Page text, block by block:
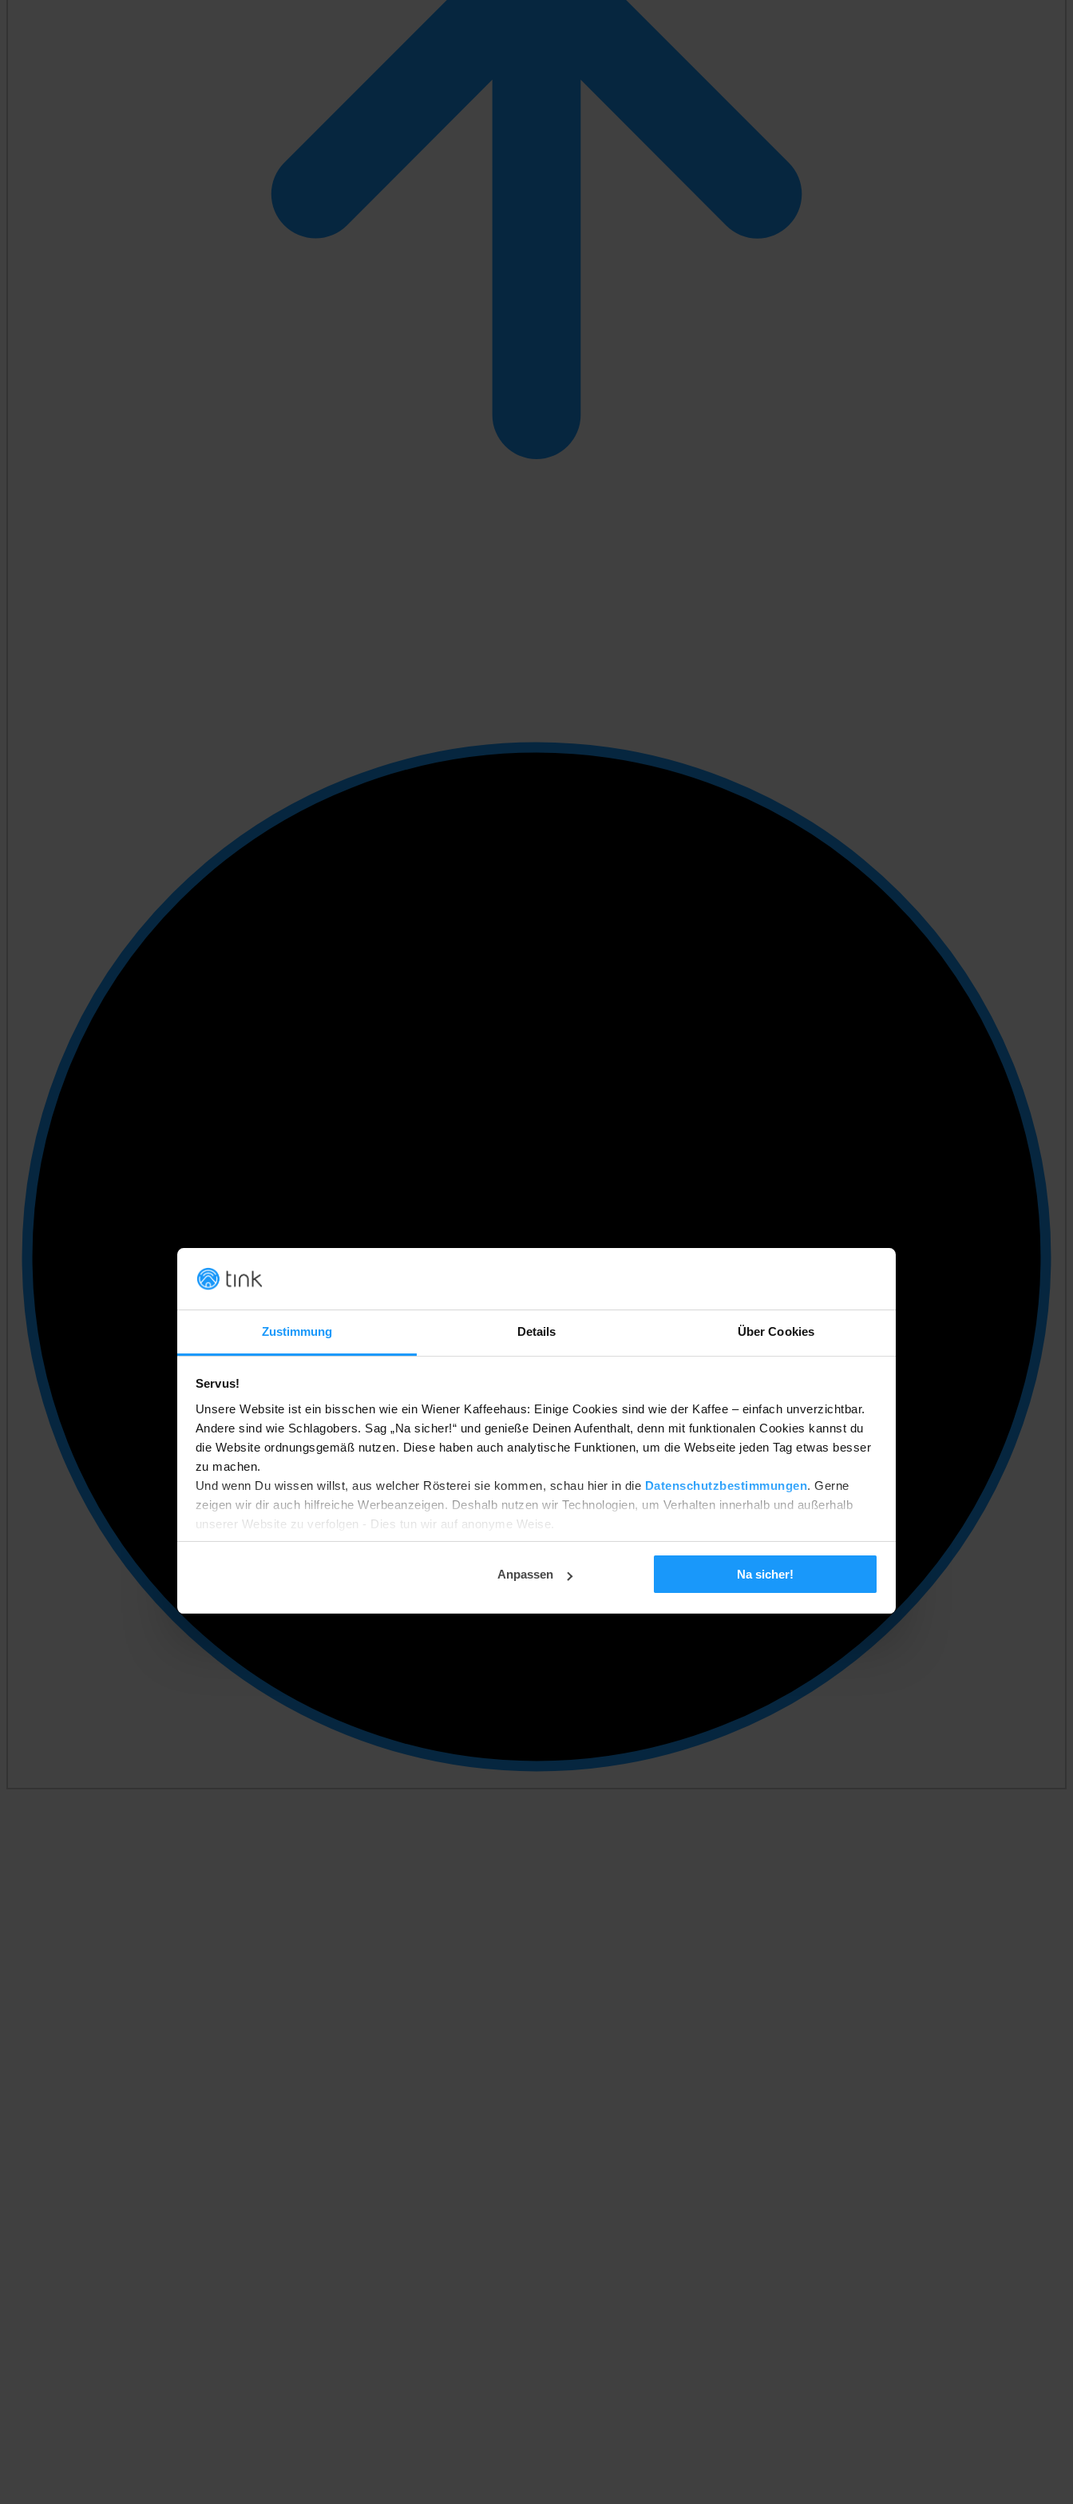
Zustimmung Details Über Cookies
Servus!
Unsere Website ist ein bisschen wie ein Wiener Kaffeehaus: Einige Cookies sind wie der Kaffee – einfach unverzichtbar.
Andere sind wie Schlagobers. Sag „Na sicher!“ und genieße Deinen Aufenthalt, denn mit funktionalen Cookies kannst du
die Website ordnungsgemäß nutzen. Diese haben auch analytische Funktionen, um die Webseite jeden Tag etwas besser
zu machen.
Und wenn Du wissen willst, aus welcher Rösterei sie kommen, schau hier in die Datenschutzbestimmungen. Gerne
zeigen wir dir auch hilfreiche Werbeanzeigen. Deshalb nutzen wir Technologien, um Verhalten innerhalb und außerhalb
unserer Website zu verfolgen - Dies tun wir auf anonyme Weise.
Entscheidest du dich für Ablehnen? Dann werden wir nur funktionale und analytische Cookies setzen. Deine Einstellungen
Anpassen
Na sicher!